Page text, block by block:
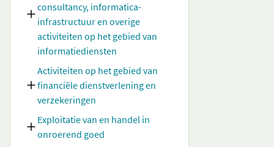
consultancy, informatica-
infrastructuur en overige
activiteiten op het gebied van
informatiediensten
Activiteiten op het gebied van
financiële dienstverlening en
verzekeringen
Exploitatie van en handel in
onroerend goed